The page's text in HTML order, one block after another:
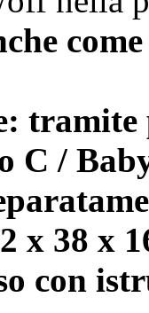
C /
x 38 x
con